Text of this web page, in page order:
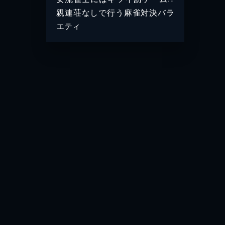
親連荘なしで行う麻雀対決バラ
エティ